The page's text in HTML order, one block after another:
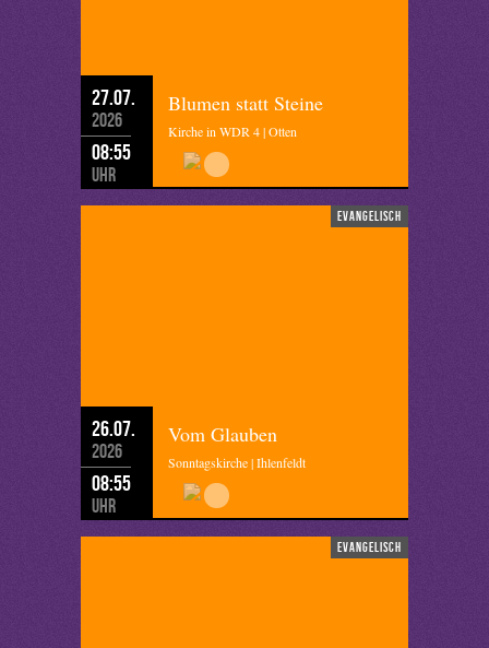
27.07.
2026
08:55
Uhr
Blumen statt Steine
Kirche in WDR 4 | Otten
evangelisch
26.07.
2026
08:55
Uhr
Vom Glauben
Sonntagskirche | Ihlenfeldt
evangelisch